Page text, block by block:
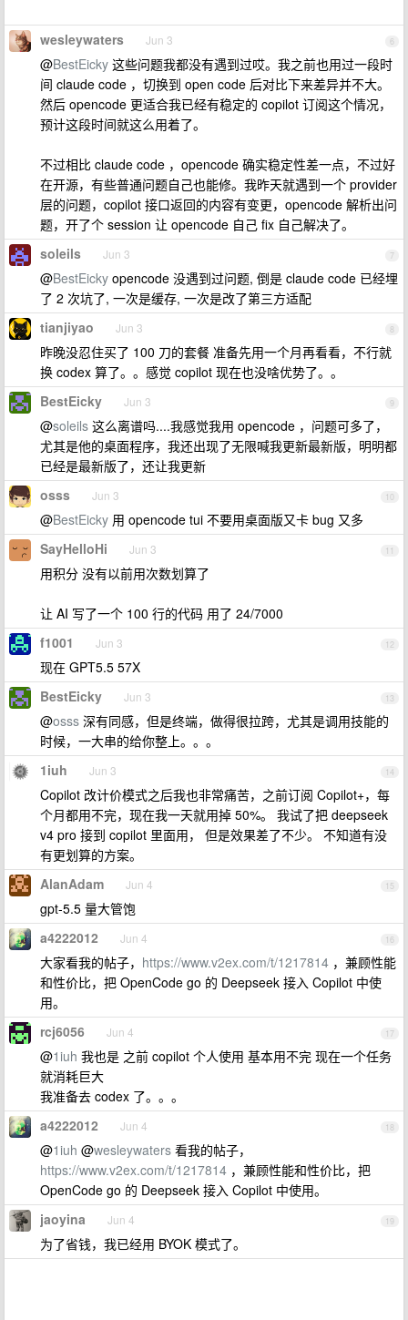
6
wesleywaters Jun 3
@BestEicky 这些问题我都没有遇到过哎。我之前也用过一段时
间 claude code ，切换到 open code 后对比下来差异并不大。
然后 opencode 更适合我已经有稳定的 copilot 订阅这个情况，
预计这段时间就这么用着了。
不过相比 claude code ，opencode 确实稳定性差一点，不过好
在开源，有些普通问题自己也能修。我昨天就遇到一个 provider
层的问题，copilot 接口返回的内容有变更，opencode 解析出问
题，开了个 session 让 opencode 自己 fix 自己解决了。
7
soleils Jun 3
@BestEicky opencode 没遇到过问题, 倒是 claude code 已经埋
了 2 次坑了, 一次是缓存, 一次是改了第三方适配
8
tianjiyao Jun 3
昨晚没忍住买了 100 刀的套餐 准备先用一个月再看看，不行就
换 codex 算了。。感觉 copilot 现在也没啥优势了。。
9
BestEicky Jun 3
@soleils 这么离谱吗....我感觉我用 opencode ，问题可多了，
尤其是他的桌面程序，我还出现了无限喊我更新最新版，明明都
已经是最新版了，还让我更新
10
osss Jun 3
@BestEicky 用 opencode tui 不要用桌面版又卡 bug 又多
11
SayHelloHi Jun 3
用积分 没有以前用次数划算了
让 AI 写了一个 100 行的代码 用了 24/7000
12
f1001 Jun 3
现在 GPT5.5 57X
13
BestEicky Jun 3
@osss 深有同感，但是终端，做得很拉跨，尤其是调用技能的
时候，一大串的给你整上。。。
14
1iuh Jun 3
Copilot 改计价模式之后我也非常痛苦，之前订阅 Copilot+，每
个月都用不完，现在我一天就用掉 50%。 我试了把 deepseek
v4 pro 接到 copilot 里面用， 但是效果差了不少。 不知道有没
有更划算的方案。
15
AlanAdam Jun 4
gpt-5.5 量大管饱
16
a4222012 Jun 4
大家看我的帖子， https://www.v2ex.com/t/1217814 ，兼顾性能
和性价比，把 OpenCode go 的 Deepseek 接入 Copilot 中使
用。
17
rcj6056 Jun 4
@1iuh 我也是 之前 copilot 个人使用 基本用不完 现在一个任务
就消耗巨大
我准备去 codex 了。。。
18
a4222012 Jun 4
@1iuh @wesleywaters 看我的帖子，
https://www.v2ex.com/t/1217814 ，兼顾性能和性价比，把
OpenCode go 的 Deepseek 接入 Copilot 中使用。
19
jaoyina Jun 4
为了省钱，我已经用 BYOK 模式了。